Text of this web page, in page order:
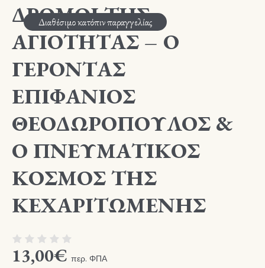
ΔΡΟΜΟΙ ΤΗΣ
ΑΓΙΟΤΗΤΑΣ – Ο
ΓΕΡΟΝΤΑΣ
ΕΠΙΦΑΝΙΟΣ
ΘΕΟΔΩΡΟΠΟΥΛΟΣ &
Ο ΠΝΕΥΜΑΤΙΚΟΣ
ΚΟΣΜΟΣ ΤΗΣ
ΚΕΧΑΡΙΤΩΜΕΝΗΣ
13,00€ περ. ΦΠΑ
Διαθέσιμο κατόπιν παραγγελίας